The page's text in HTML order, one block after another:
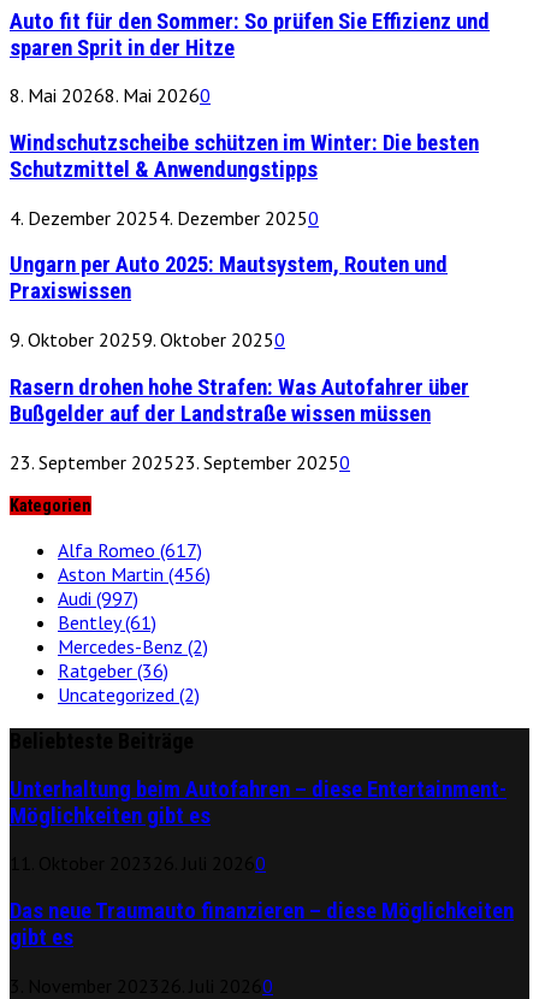
Auto fit für den Sommer: So prüfen Sie Effizienz und
sparen Sprit in der Hitze
8. Mai 20268. Mai 20260
Windschutzscheibe schützen im Winter: Die besten
Schutzmittel & Anwendungstipps
4. Dezember 20254. Dezember 20250
Ungarn per Auto 2025: Mautsystem, Routen und
Praxiswissen
9. Oktober 20259. Oktober 20250
Rasern drohen hohe Strafen: Was Autofahrer über
Bußgelder auf der Landstraße wissen müssen
23. September 202523. September 20250
Kategorien
Alfa Romeo (617)
Aston Martin (456)
Audi (997)
Bentley(61)
Mercedes-Benz (2)
Ratgeber (36)
Uncategorized (2)
Unterhaltung beim Autofahren – diese Entertainment-
Möglichkeiten gibt es
0
Das neue Traumauto finanzieren – diese Möglichkeiten
gibt es
0